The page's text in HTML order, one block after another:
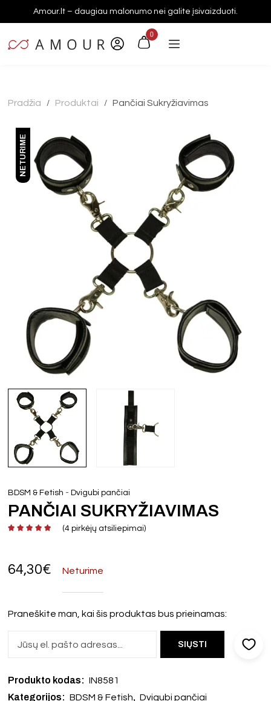
Amour.lt – daugiau malonumo nei galite įsivaizduoti.
0
Pradžia / Produktai / Pančiai Sukryžiavimas
NETURIME
BDSM & Fetish -Dvigubi pančiai
PANČIAI SUKRYŽIAVIMAS
(4 pirkėjų atsiliepimai)
64,30€ Neturime
Praneškite man, kai šis produktas bus prieinamas:
Produkto kodas: IN8581
Kategorijos: BDSM & Fetish, Dvigubi pančiai